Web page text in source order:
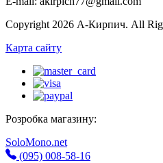
Copyright 2026 А-Кирпич. All
Карта сайту
Розробка магазину:
SoloMono.net
(095) 008-58-16